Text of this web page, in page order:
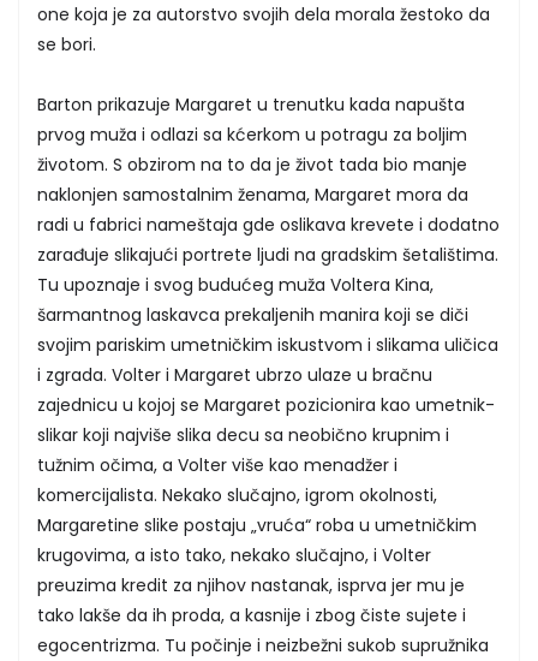
one koja je za autorstvo svojih dela morala žestoko da
se bori.
Barton prikazuje Margaret u trenutku kada napušta
prvog muža i odlazi sa kćerkom u potragu za boljim
životom. S obzirom na to da je život tada bio manje
naklonjen samostalnim ženama, Margaret mora da
radi u fabrici nameštaja gde oslikava krevete i dodatno
zarađuje slikajući portrete ljudi na gradskim šetalištima.
Tu upoznaje i svog budućeg muža Voltera Kina,
šarmantnog laskavca prekaljenih manira koji se diči
svojim pariskim umetničkim iskustvom i slikama uličica
i zgrada. Volter i Margaret ubrzo ulaze u bračnu
zajednicu u kojoj se Margaret pozicionira kao umetnik-
slikar koji najviše slika decu sa neobično krupnim i
tužnim očima, a Volter više kao menadžer i
komercijalista. Nekako slučajno, igrom okolnosti,
Margaretine slike postaju „vruća“ roba u umetničkim
krugovima, a isto tako, nekako slučajno, i Volter
preuzima kredit za njihov nastanak, isprva jer mu je
tako lakše da ih proda, a kasnije i zbog čiste sujete i
egocentrizma. Tu počinje i neizbežni sukob supružnika